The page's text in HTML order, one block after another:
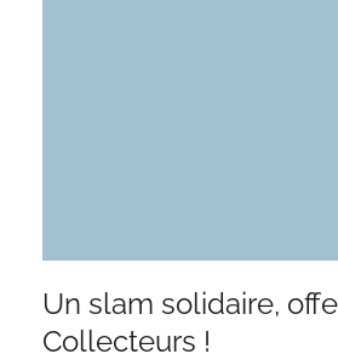
Un slam solidaire,
Collecteurs !